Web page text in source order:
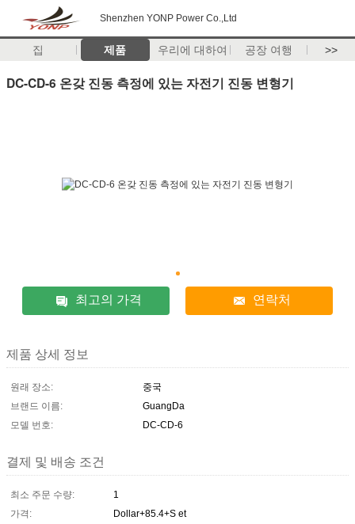
Shenzhen YONP Power Co.,Ltd
집 제품 우리에 대하여 공장 여행 >>
DC-CD-6 온갖 진동 측정에 있는 자전기 진동 변형기
최고의 가격 연락처
제품 상세 정보
원래 장소:
중국
브랜드 이름:
GuangDa
모델 번호:
DC-CD-6
결제 및 배송 조건
최소 주문 수량:
1
가격:
Dollar+85.4+S et